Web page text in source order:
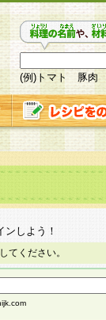
(例)トマト 豚肉
しよう！
てください。